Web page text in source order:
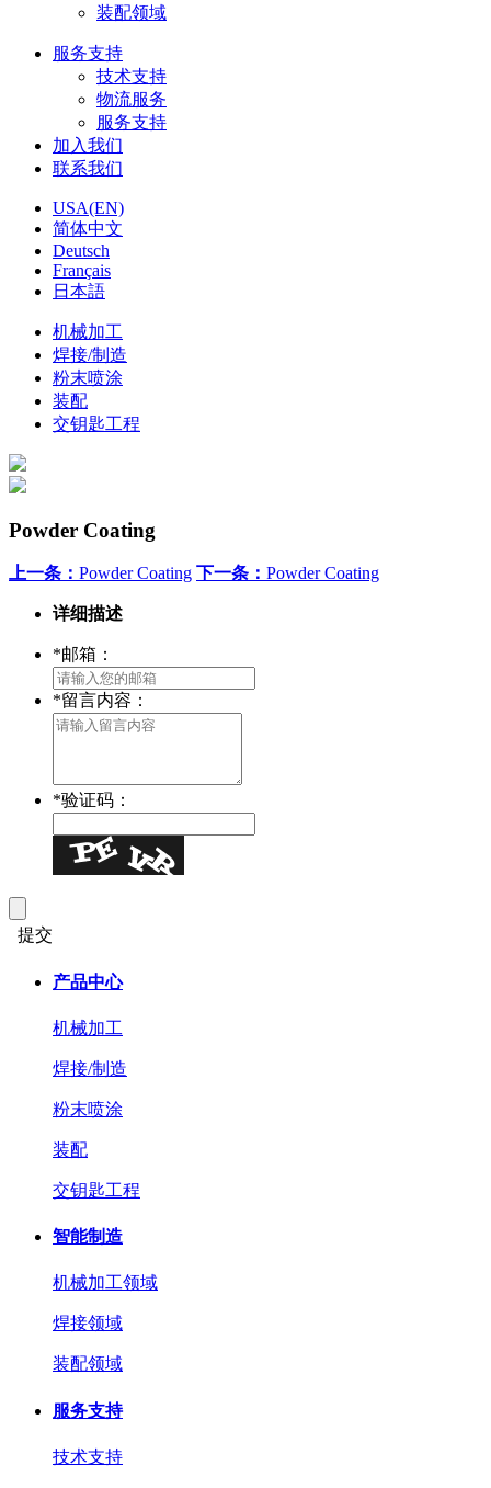
装配领域
服务支持
技术支持
物流服务
服务支持
加入我们
联系我们
USA(EN)
简体中文
Deutsch
Français
日本語
机械加工
焊接/制造
粉末喷涂
装配
交钥匙工程
Powder Coating
上一条： Powder Coating 下一条： Powder Coating
详细描述
*邮箱：
*留言内容：
*验证码：
提交
产品中心
机械加工
焊接/制造
粉末喷涂
装配
交钥匙工程
智能制造
机械加工领域
焊接领域
装配领域
服务支持
技术支持